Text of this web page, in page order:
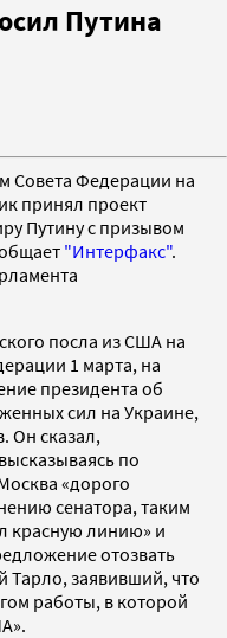
Путина
Совета Федерации на
принял проект
Путину с призывом
"Интерфакс".
посла из США на
1 марта, на
президента об
сил на Украине,
Он сказал,
по
«дорого
сенатора, таким
красную линию» и
отозвать
Тарло, заявивший, что
работы, в которой